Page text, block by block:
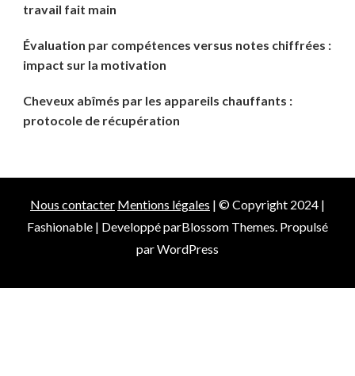
travail fait main
Évaluation par compétences versus notes chiffrées :
impact sur la motivation
Cheveux abîmés par les appareils chauffants :
protocole de récupération
Nous contacter Mentions légales | © Copyright 2024 |
Fashionable | Developpé parBlossom Themes. Propulsé
parWordPress